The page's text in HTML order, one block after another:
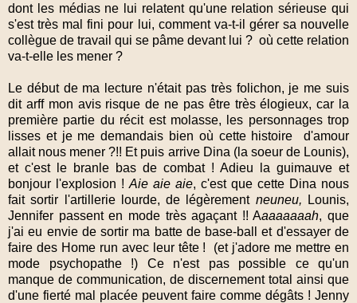
dont les médias ne lui relatent qu'une relation sérieuse qui
s'est très mal fini pour lui, comment va-t-il gérer sa nouvelle
collègue de travail qui se pâme devant lui ? où cette relation
va-t-elle les mener ?
Le début de ma lecture n'était pas très folichon, je me suis
dit arff mon avis risque de ne pas être très élogieux, car la
première partie du récit est molasse, les personnages trop
lisses et je me demandais bien où cette histoire d'amour
allait nous mener ?!! Et puis arrive Dina (la soeur de Lounis),
et c'est le branle bas de combat ! Adieu la guimauve et
bonjour l'explosion ! Aie aie aie, c'est que cette Dina nous
fait sortir l'artillerie lourde, de légèrement neuneu,
Lounis,
Jennifer passent en mode très agaçant !! Aaaaaaaah, que
j'ai eu envie de sortir ma batte de base-ball et d'essayer de
faire des Home run avec leur tête ! (et j'adore me mettre en
mode psychopathe !) Ce n'est pas possible ce qu'un
manque de communication, de discernement total ainsi que
d'une fierté mal placée peuvent faire comme dégâts ! Jenny